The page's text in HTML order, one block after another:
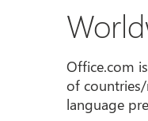
Office.com
of
language